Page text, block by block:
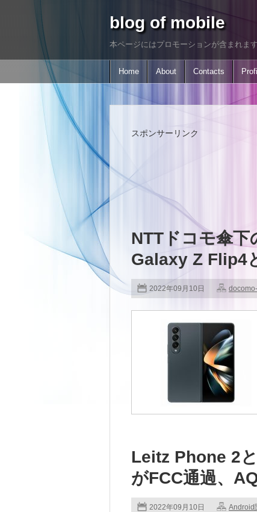
blog of mobile
本ページにはプロモーションが含まれます
Home About Contacts
スポンサーリンク
NTTドコモ傘下
Galaxy Z Flip4
2022年09月10日
Leitz Phone 2
がFCC通過、
2022年09月10日 Android